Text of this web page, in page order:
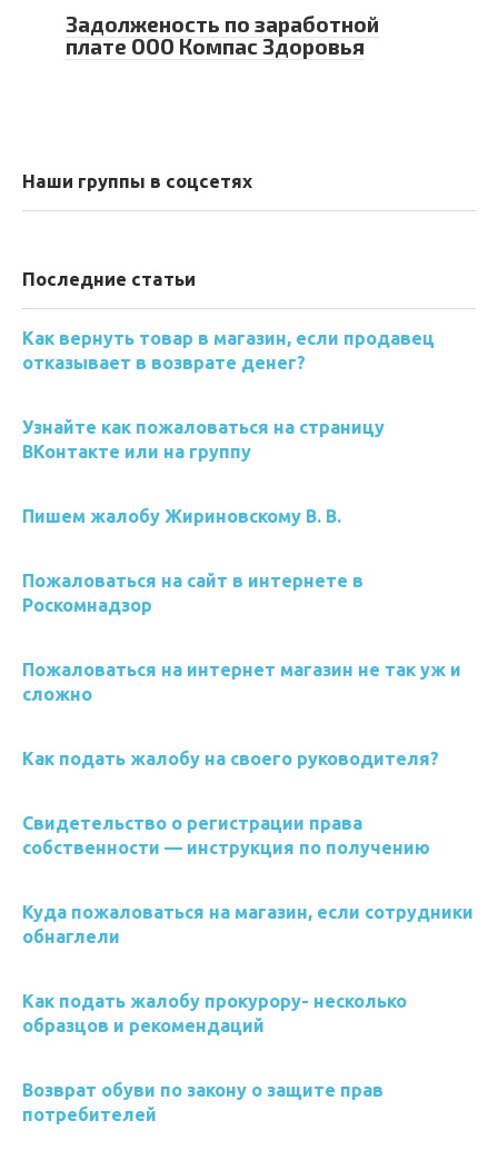
Задолженость по заработной
плате ООО Компас Здоровья
Наши группы в соцсетях
Последние статьи
Как вернуть товар в магазин, если продавец
отказывает в возврате денег?
Узнайте как пожаловаться на страницу
ВКонтакте или на группу
Пишем жалобу Жириновскому В. В.
Пожаловаться на сайт в интернете в
Роскомнадзор
Пожаловаться на интернет магазин не так уж и
сложно
Как подать жалобу на своего руководителя?
Свидетельство о регистрации права
собственности — инструкция по получению
Куда пожаловаться на магазин, если сотрудники
обнаглели
Как подать жалобу прокурору- несколько
образцов и рекомендаций
Возврат обуви по закону о защите прав
потребителей